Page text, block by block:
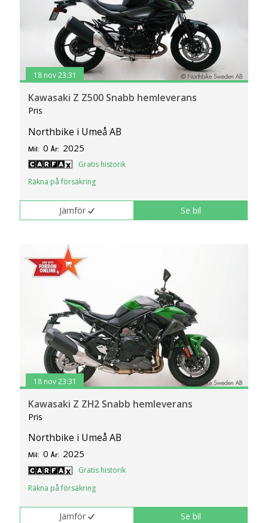
18 nov 23:31
Kawasaki Z Z500 Snabb hemleverans
Pris
Northbike i Umeå AB
Mil: 0 År: 2025
Gratis historik
Räkna på försäkring
Jämför Se bil
18 nov 23:31
Kawasaki Z ZH2 Snabb hemleverans
Pris
Northbike i Umeå AB
Mil: 0 År: 2025
Gratis historik
Räkna på försäkring
Jämför Se bil